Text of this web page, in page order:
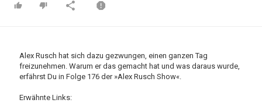
Alex Rusch hat sich dazu gezwungen, einen ganzen Tag
freizunehmen. Warum er das gemacht hat und was daraus wurde,
erfährst Du in Folge 176 der »Alex Rusch Show«.
Erwähnte Links: